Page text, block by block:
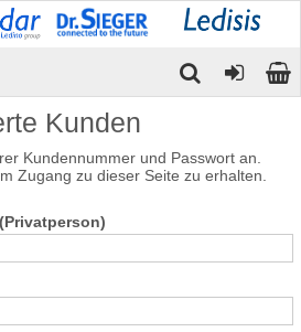
Kunden
Zugang zu dieser Seite zu erhalten.
Kundennummer und Passwort an.